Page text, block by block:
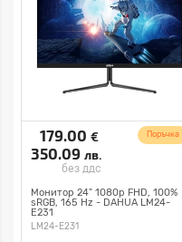
179.00 €
350.09 лв.
без ддс
Поръчка
Монитор 24" 1080p FHD, 100%
sRGB, 165 Hz - DAHUA LM24-
E231
LM24-E231